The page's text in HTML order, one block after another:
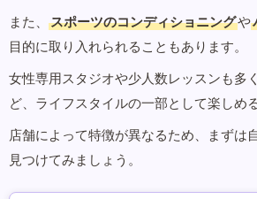
また、
スポーツのコンディショニングや
目的に取り入れられることもあります。
女性専用スタジオや少人数レッスンも多
ど、ライフスタイルの一部として楽しめ
店舗によって特徴が異なるため、まずは
見つけてみましょう。